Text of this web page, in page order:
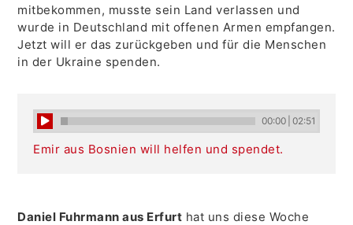
mitbekommen, musste sein Land verlassen und
wurde in Deutschland mit offenen Armen empfangen.
Jetzt will er das zurückgeben und für die Menschen
in der Ukraine spenden.
00:00 02:51
Emir aus Bosnien will helfen und spendet.
Daniel Fuhrmann aus Erfurt hat uns diese Woche